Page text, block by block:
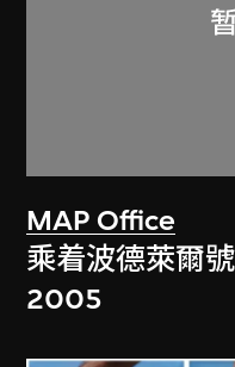
MAP Office
乘着波德萊爾
2005